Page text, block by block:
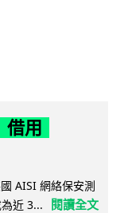
用
AISI 網絡保安測
近 3...
閱讀全文